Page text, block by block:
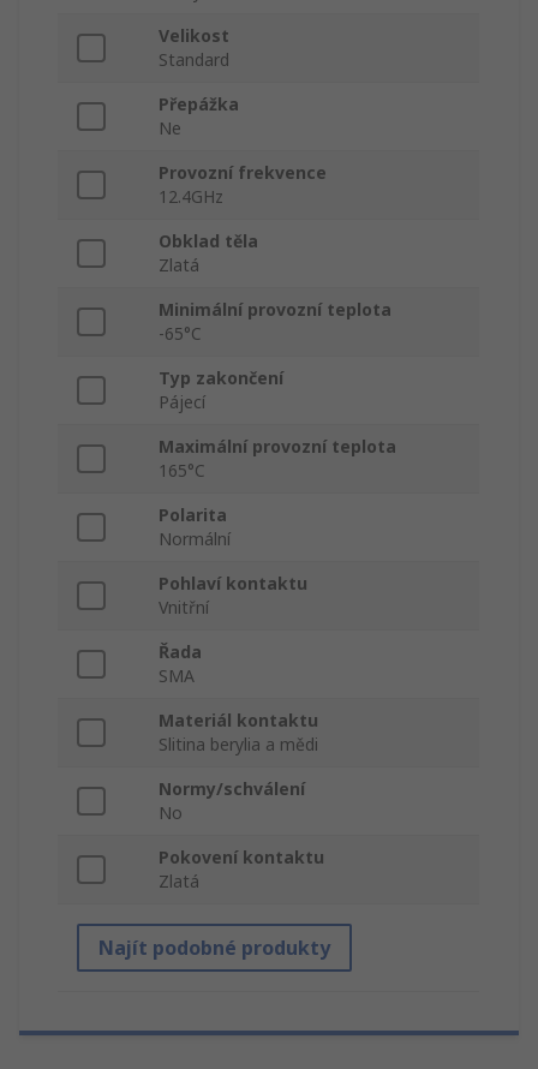
Velikost
Standard
Přepážka
Ne
Provozní frekvence
12.4GHz
Obklad těla
Zlatá
Minimální provozní teplota
-65°C
Typ zakončení
Pájecí
Maximální provozní teplota
165°C
Polarita
Normální
Pohlaví kontaktu
Vnitřní
Řada
SMA
Materiál kontaktu
Slitina berylia a mědi
Normy/schválení
No
Pokovení kontaktu
Zlatá
Najít podobné produkty